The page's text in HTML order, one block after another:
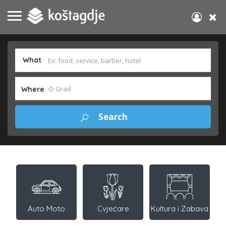
What
Where
Auto Moto Cvjećare Kultura i Zabava